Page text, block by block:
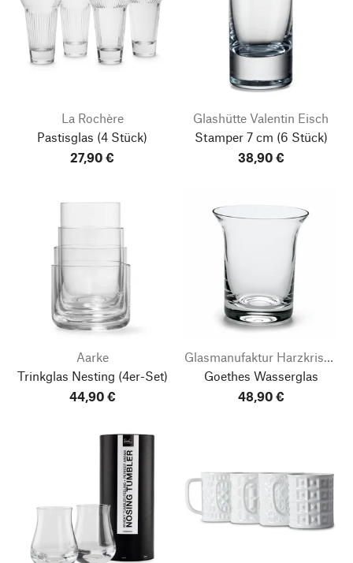
La Rochère
Pastisglas (4 Stück)
27,90 €
Glashütte Valentin Eisch
Stamper 7 cm (6 Stück)
38,90 €
Aarke
Trinkglas Nesting (4er-Set)
44,90 €
Glasmanufaktur Harzkristall
Goethes Wasserglas
48,90 €